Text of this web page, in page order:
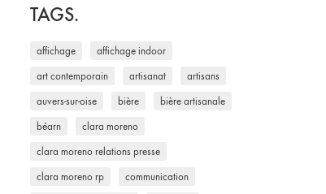
TAGS.
affichage affichage indoor
art contemporain artisanat artisans
auvers-sur-oise bière bière artisanale
béarn clara moreno
clara moreno relations presse
clara moreno rp communication